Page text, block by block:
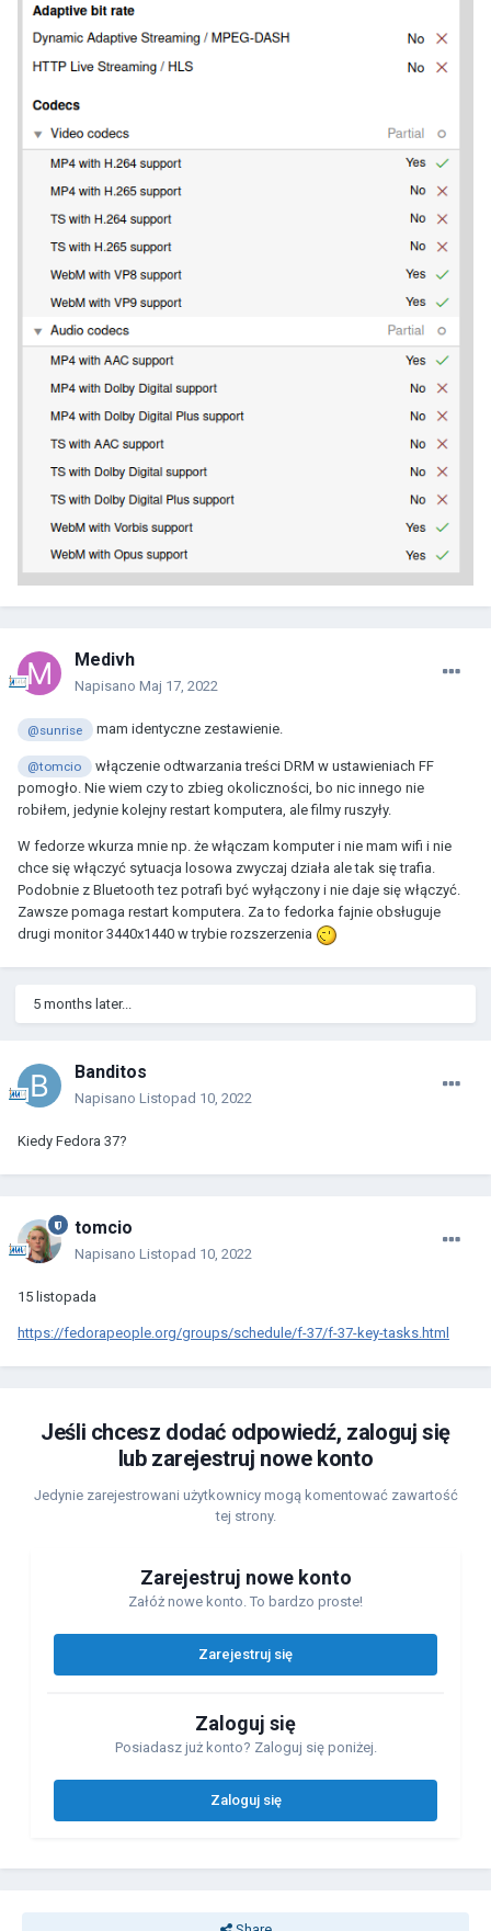
Medivh
Napisano Maj 17, 2022
@sunrise mam identyczne zestawienie.
@tomcio
włączenie odtwarzania treści DRM w ustawieniach FF
pomogło. Nie wiem czy to zbieg okoliczności, bo nic innego nie
robiłem, jedynie kolejny restart komputera, ale filmy ruszyły.
W fedorze wkurza mnie np. że włączam komputer i nie mam wifi i nie
chce się włączyć sytuacja losowa zwyczaj działa ale tak się trafia.
Podobnie z Bluetooth tez potrafi być wyłączony i nie daje się włączyć.
Zawsze pomaga restart komputera. Za to fedorka fajnie obsługuje
drugi monitor 3440x1440 w trybie rozszerzenia
5 months later...
Banditos
Napisano Listopad 10, 2022
Kiedy Fedora 37?
tomcio
Napisano Listopad 10, 2022
15 listopada
https://fedorapeople.org/groups/schedule/f-37/f-37-key-tasks.html
Jeśli chcesz dodać odpowiedź, zaloguj się
lub zarejestruj nowe konto
Jedynie zarejestrowani użytkownicy mogą komentować zawartość
tej strony.
Zarejestruj nowe konto
Załóż nowe konto. To bardzo proste!
Zarejestruj się
Zaloguj się
Posiadasz już konto? Zaloguj się poniżej.
Zaloguj się